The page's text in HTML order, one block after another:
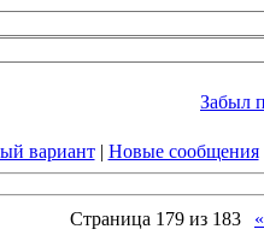
Забыл
вариант| Новые сообщения
Страница 179 из 183
«